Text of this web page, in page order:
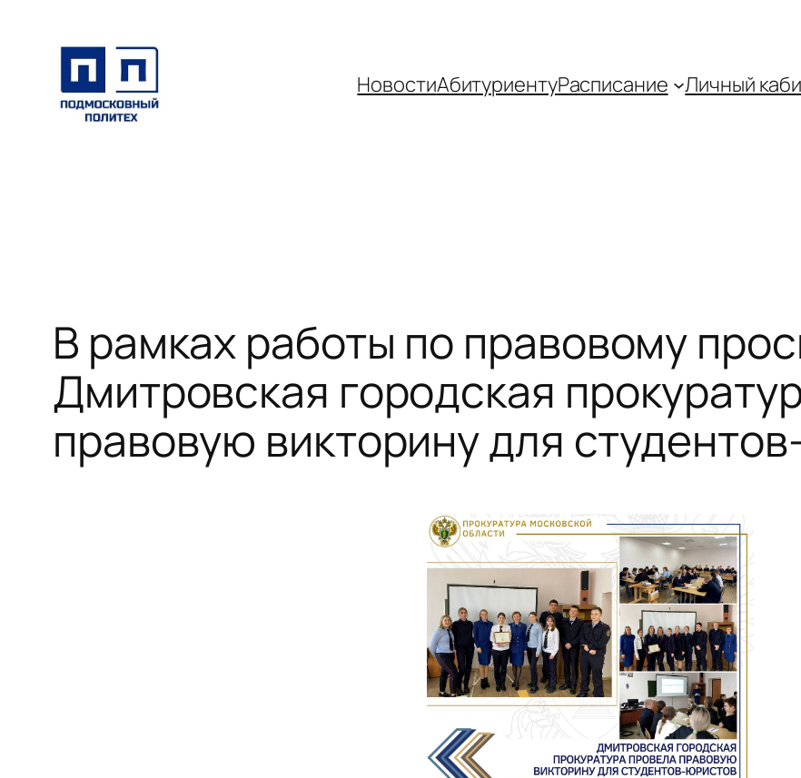
содержимому
НовостиАбитуриентуРаспиcание Личный
В рамках работы по правовому
Дмитровская городская
правовую викторину для